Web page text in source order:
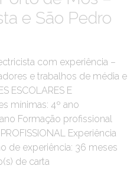
e São Pedro
com experiência –
e trabalhos de média e
ESCOLARES E
mínimas: 4º ano
Formação profissional
Experiência
de experiência: 36 meses
de carta